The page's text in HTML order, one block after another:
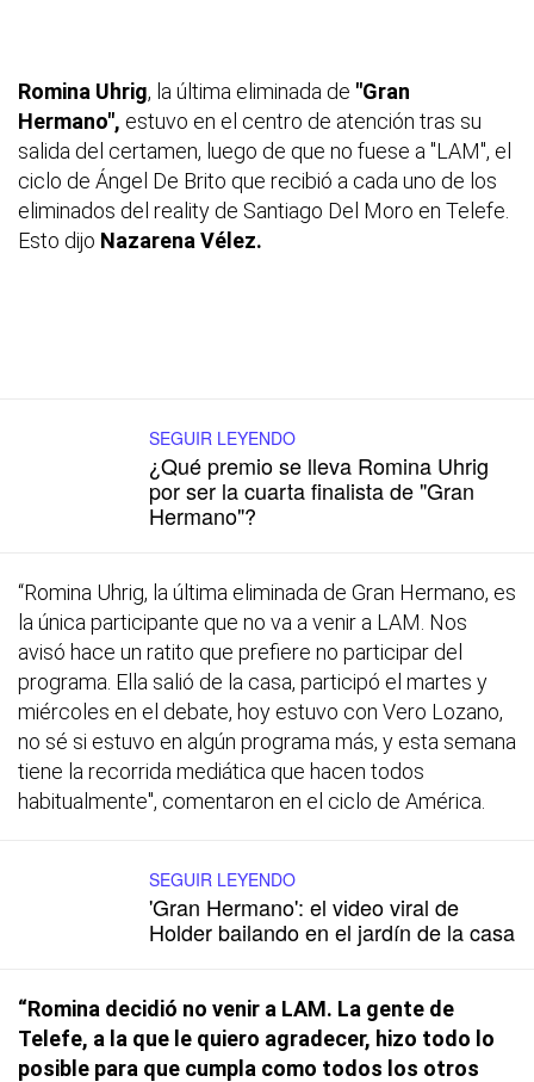
Romina Uhrig, la última eliminada de "Gran
Hermano", estuvo en el centro de atención tras su
salida del certamen, luego de que no fuese a "LAM", el
ciclo de Ángel De Brito que recibió a cada uno de los
eliminados del reality de Santiago Del Moro en Telefe.
Esto dijo Nazarena Vélez.
SEGUIR LEYENDO
¿Qué premio se lleva Romina Uhrig
por ser la cuarta finalista de "Gran
Hermano"?
“Romina Uhrig, la última eliminada de Gran Hermano, es
la única participante que no va a venir a LAM. Nos
avisó hace un ratito que prefiere no participar del
programa. Ella salió de la casa, participó el martes y
miércoles en el debate, hoy estuvo con Vero Lozano,
no sé si estuvo en algún programa más, y esta semana
tiene la recorrida mediática que hacen todos
habitualmente", comentaron en el ciclo de América.
SEGUIR LEYENDO
'Gran Hermano': el video viral de
Holder bailando en el jardín de la casa
“Romina decidió no venir a LAM. La gente de
Telefe, a la que le quiero agradecer, hizo todo lo
posible para que cumpla como todos los otros